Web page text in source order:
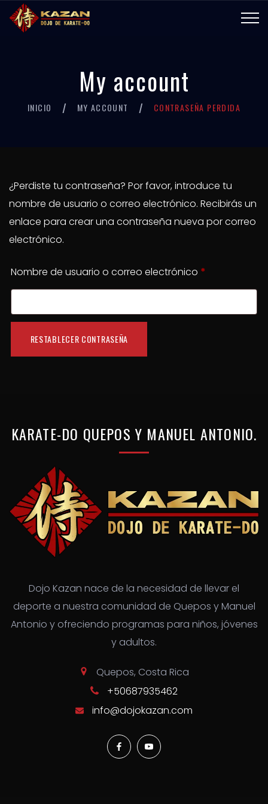
My account
INICIO / MY ACCOUNT / CONTRASEÑA PERDIDA
¿Perdiste tu contraseña? Por favor, introduce tu
nombre de usuario o correo electrónico. Recibirás un
enlace para crear una contraseña nueva por correo
electrónico.
Nombre de usuario o correo electrónico *
b
i
RESTABLECER CONTRASEÑA
KARATE-DO QUEPOS Y MANUEL ANTONIO.
Dojo Kazan nace de la necesidad de llevar el
deporte a nuestra comunidad de Quepos y Manuel
Antonio y ofreciendo programas para niños, jóvenes
y adultos.
Quepos, Costa Rica
+50687935462
info@dojokazan.com